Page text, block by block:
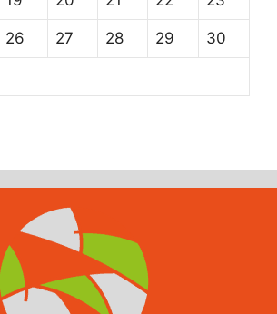
26 27 28 29 30